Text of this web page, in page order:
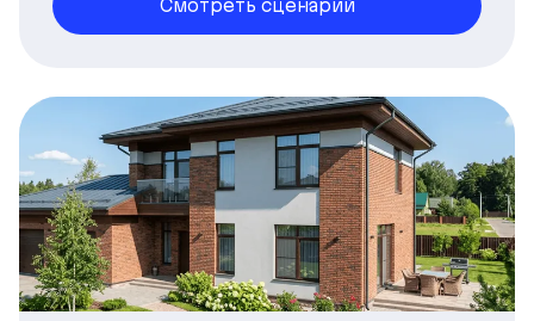
Смотреть сценарий